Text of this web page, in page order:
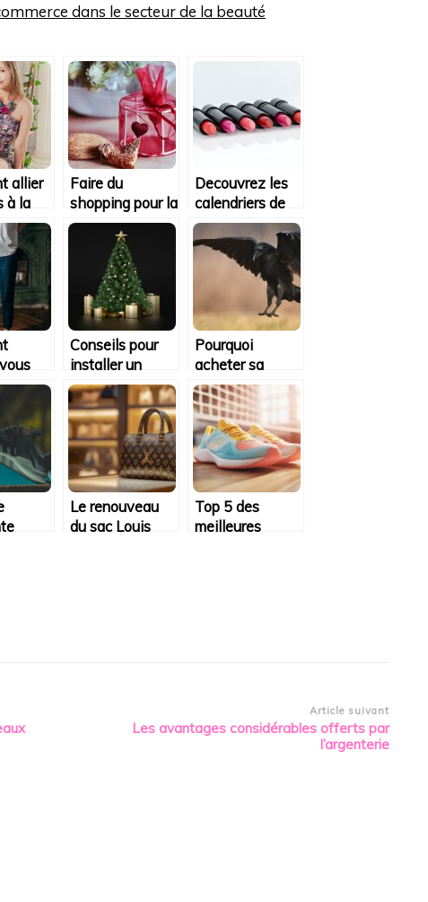
dans le secteur de la beauté
allier
à la
Faire du
shopping pour la
Saint-Valentin
Decouvrez les
calendriers de
l’avent 2021
Sephora
t-
?
Conseils pour
installer un
sapin de Noel
Pourquoi
acheter sa
bague animal
dans une
boutique en
ligne ?
Le renouveau
du sac Louis
Top 5 des
meilleures
Article suivant
Les avantages considérables offerts par
l’argenterie